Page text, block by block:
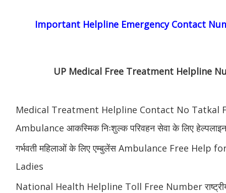
Important Helpline EmergencyContact
UP Medical Free Treatment Helpline
Medical Treatment Helpline Contact No Tatkal
Ambulance आकस्मिक निःशुल्क परिवहन सेवा के लिए हेल्पलाइन
गर्भवती महिलाओं के लिए एम्बुलेंस Ambulance Free Help
Ladies
National Health Helpline Toll Free Number